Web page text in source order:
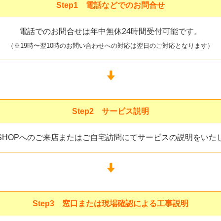
Step1 電話などでのお問合せ
電話でのお問合せは年中無休24時間受付可能です。
（※19時〜翌10時のお問い合わせへの対応は翌日のご対応となります）
Step2 サービス説明
へのご来店またはご自宅訪問にてサービスの説明をいた
Step3 窓口または現場確認による工事説明